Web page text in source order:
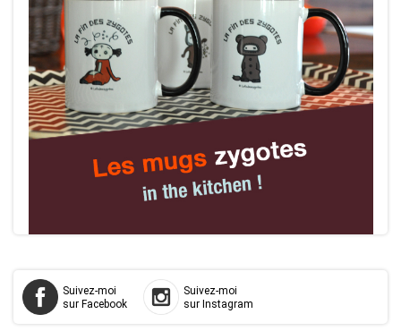
Suivez-moi
sur Facebook
Suivez-moi
sur Instagram